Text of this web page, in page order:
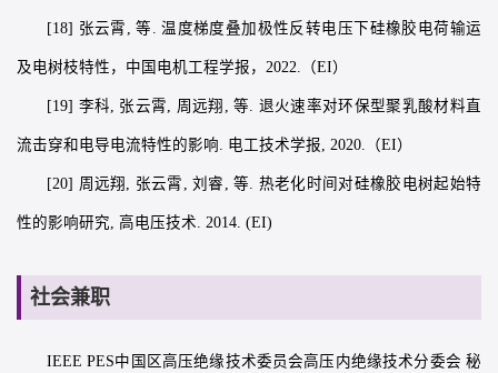
[18] 张云霄, 等. 温度梯度叠加极性反转电压下硅橡胶电荷输运
及电树枝特性，中国电机工程学报，2022.（EI）
[19] 李科, 张云霄, 周远翔, 等. 退火速率对环保型聚乳酸材料直
流击穿和电导电流特性的影响. 电工技术学报, 2020.（EI）
[20] 周远翔, 张云霄, 刘睿, 等. 热老化时间对硅橡胶电树起始特
性的影响研究, 高电压技术. 2014. (EI)
社会兼职
IEEE PES中国区高压绝缘技术委员会高压内绝缘技术分委会 秘